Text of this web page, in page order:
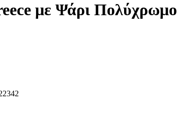
με Ψάρι Πολύχρωμο